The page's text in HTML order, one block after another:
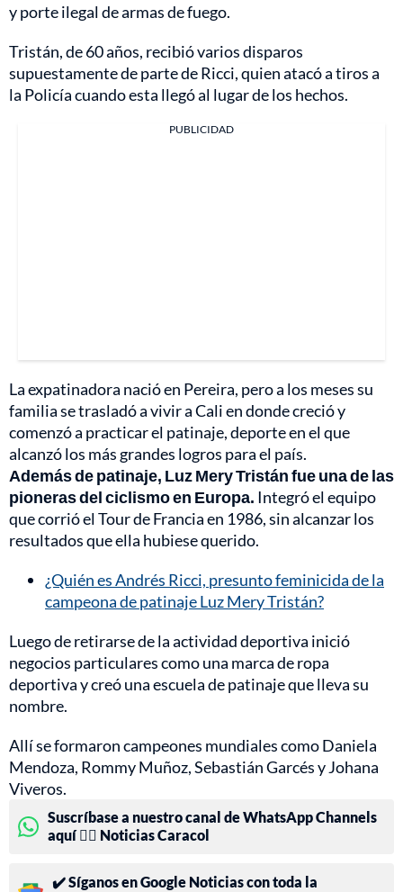
y porte ilegal de armas de fuego.
Tristán, de 60 años, recibió varios disparos
supuestamente de parte de Ricci, quien atacó a tiros a
la Policía cuando esta llegó al lugar de los hechos.
PUBLICIDAD
La expatinadora nació en Pereira, pero a los meses su
familia se trasladó a vivir a Cali en donde creció y
comenzó a practicar el patinaje, deporte en el que
alcanzó los más grandes logros para el país.
Además de patinaje, Luz Mery Tristán fue una de las
pioneras del ciclismo en Europa. Integró el equipo
que corrió el Tour de Francia en 1986, sin alcanzar los
resultados que ella hubiese querido.
¿Quién es Andrés Ricci, presunto feminicida de la
campeona de patinaje Luz Mery Tristán?
Luego de retirarse de la actividad deportiva inició
negocios particulares como una marca de ropa
deportiva y creó una escuela de patinaje que lleva su
nombre.
Allí se formaron campeones mundiales como Daniela
Mendoza, Rommy Muñoz, Sebastián Garcés y Johana
Viveros.
Suscríbase a nuestro canal de WhatsApp Channels
aquí 👉🏻 Noticias Caracol
✔️ Síganos en Google Noticias con toda la